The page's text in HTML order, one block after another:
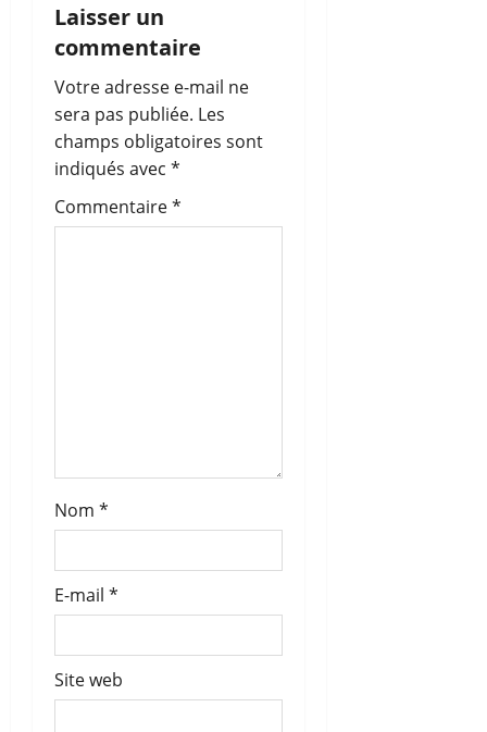
o
n
d
’
a
e
Laisser un
commentaire
Votre adresse e-mail ne
sera pas publiée. Les
champs obligatoires sont
indiqués avec *
Commentaire*
Nom *
E-mail *
Site web